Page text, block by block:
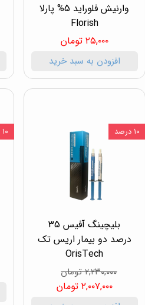
وارنیش فلوراید 5% پارلا
Florish
۲۵,۰۰۰ تومان
افزودن به سبد خرید
بلیچینگ آفیس 35
درصد دو بیمار اریس تک
OrisTech
۲,۲۳۰,۰۰۰ تومان
۲,۰۰۷,۰۰۰ تومان
۱۰ درصد ۱۰ درصد